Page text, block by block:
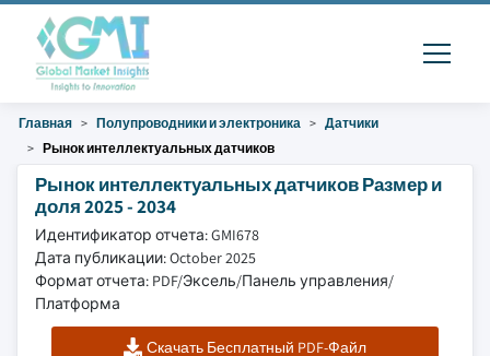
Главная Полупроводники и электроника
Датчики
Рынок интеллектуальных датчиков
Рынок интеллектуальных датчиков Размер и
доля 2025 - 2034
Идентификатор отчета: GMI678
Дата публикации: October 2025
Формат отчета: PDF/Эксель/Панель управления/
Платформа
Скачать Бесплатный PDF-Файл